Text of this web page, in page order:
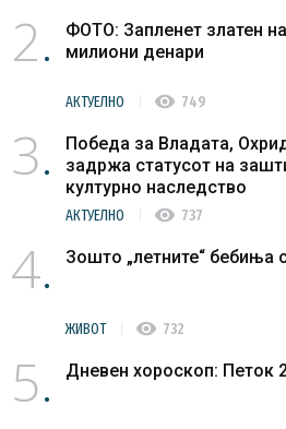
2
ФОТО: Запленет златен
милиони денари
АКТУЕЛНО visibility 749
3
Победа за Владата,
задржа статусот на
културно наследство
АКТУЕЛНО visibility 737
4 Зошто „летните“ бебиња
ЖИВОТ visibility 732
5 Дневен хороскоп: Петок